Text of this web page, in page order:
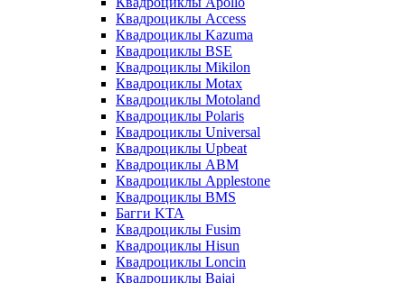
Квадроциклы Access
Квадроциклы Kazuma
Квадроциклы BSE
Квадроциклы Mikilon
Квадроциклы Motax
Квадроциклы Motoland
Квадроциклы Polaris
Квадроциклы Universal
Квадроциклы Upbeat
Квадроциклы ABM
Квадроциклы Applestone
Квадроциклы BMS
Багги KTA
Квадроциклы Fusim
Квадроциклы Hisun
Квадроциклы Loncin
Квадроциклы Bajaj